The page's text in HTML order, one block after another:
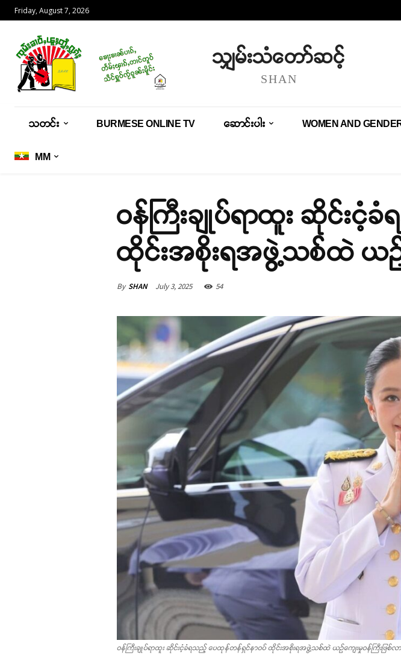
Friday, August 7, 2026
သျှမ်းသံတော်ဆင့်
SHAN
သတင်း BURMESE ONLINE TV ဆောင်းပါး WOMEN AND
MM
ဝန်ကြီးချုပ်ရာထူး ဆိုင်း
ထိုင်းအစိုးရအဖွဲ့သစ်ထဲ ယဉ်က
By SHAN July 3, 2025 54
ဝန်ကြီးချုပ်ရာထူး ဆိုင်းငံ့ခံရသည့် ပေထုန်တန်ရှင်နာဝပ် ထိုင်းအစိုးရအဖွဲ့သစ်ထဲ ယဉ်ကျေးမှုဝန်ကြီးဖြစ်လာ